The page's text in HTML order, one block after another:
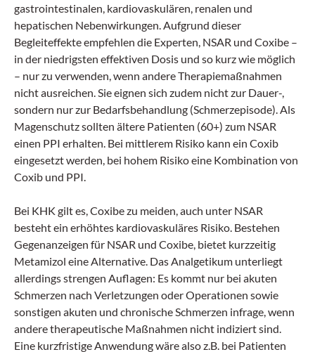
gastrointestinalen, kardiovaskulären, renalen und
hepatischen Nebenwirkungen. Aufgrund dieser
Begleiteffekte empfehlen die Experten, NSAR und Coxibe –
in der niedrigsten effektiven Dosis und so kurz wie möglich
– nur zu verwenden, wenn andere Therapiemaßnahmen
nicht ausreichen. Sie eignen sich zudem nicht zur Dauer-,
sondern nur zur Bedarfsbehandlung (Schmerzepisode). Als
Magenschutz sollten ältere Patienten (60+) zum NSAR
einen PPI erhalten. Bei mittlerem Risiko kann ein Coxib
eingesetzt werden, bei hohem Risiko eine Kombination von
Coxib und PPI.
Bei KHK gilt es, Coxibe zu meiden, auch unter NSAR
besteht ein erhöhtes kardiovaskuläres Risiko. Bestehen
Gegenanzeigen für NSAR und Coxibe, bietet kurzzeitig
Metamizol eine Alternative. Das Analgetikum unterliegt
allerdings strengen Auflagen: Es kommt nur bei akuten
Schmerzen nach Verletzungen oder Operationen sowie
sonstigen akuten und chronische Schmerzen infrage, wenn
andere therapeutische Maßnahmen nicht indiziert sind.
Eine kurzfristige Anwendung wäre also z.B. bei Patienten